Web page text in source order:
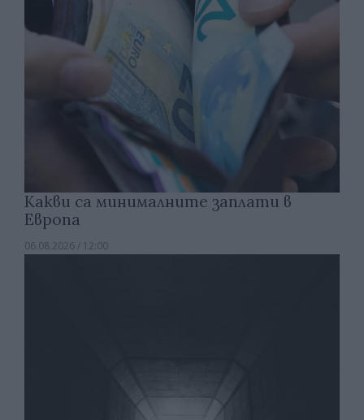
Какви са минималните заплати в
Европа
06.08.2026 / 12:00